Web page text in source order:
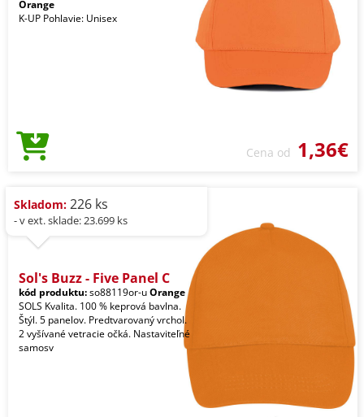
Orange
K-UP Pohlavie: Unisex
Cena od 1,36€
Skladom: 226 ks
- v ext. sklade: 23.699 ks
Sol's Buzz - Five Panel C
kód produktu:so88119or-uOrange
SOLS Kvalita. 100 % keprová bavlna.
Štýl. 5 panelov. Predtvarovaný vrchol.
2 vyšívané vetracie očká. Nastaviteľné
samosv